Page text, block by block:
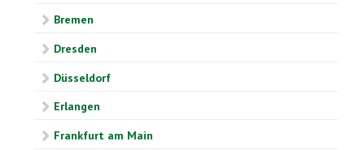
Bremen
Dresden
Düsseldorf
Erlangen
Frankfurt am Main